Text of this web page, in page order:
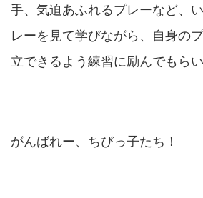
手、気迫あふれるプレーなど、
レーを見て学びながら、自身の
立できるよう練習に励んでもらい
がんばれー、ちびっ子たち！